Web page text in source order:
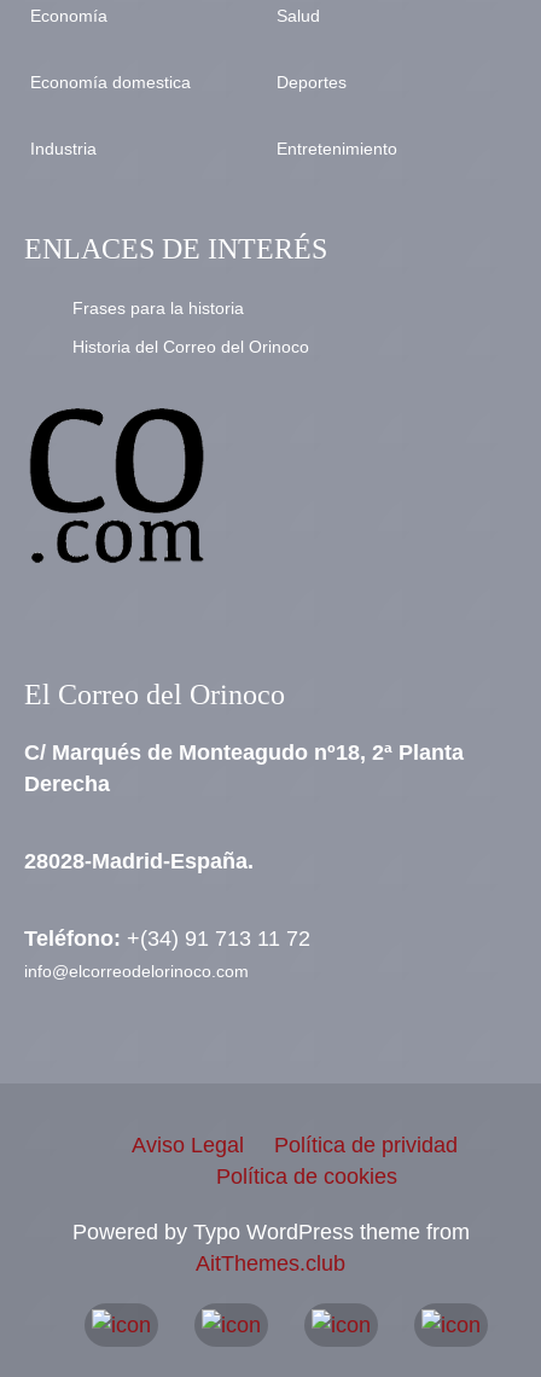
Economía
Economía domestica
Industria
Salud
Deportes
Entretenimiento
ENLACES DE INTERÉS
Frases para la historia
Historia del Correo del Orinoco
El Correo del Orinoco
C/ Marqués de Monteagudo nº18, 2ª Planta
Derecha
28028-Madrid-España.
Teléfono: +(34) 91 713 11 72
info@elcorreodelorinoco.com
Aviso Legal
Política de prividad
Política de cookies
Powered by Typo WordPress theme from
AitThemes.club